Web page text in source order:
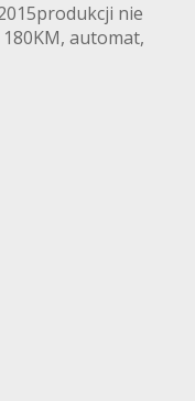
nie
automat,